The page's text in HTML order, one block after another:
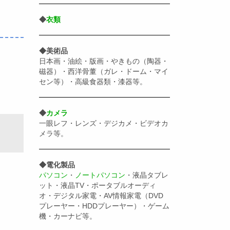
◆衣類
◆美術品
日本画・油絵・版画・やきもの（陶器・
磁器）・西洋骨董（ガレ・ドーム・マイ
セン等）・高級食器類・漆器等。
◆カメラ
一眼レフ・レンズ・デジカメ・ビデオカ
メラ等。
◆電化製品
パソコン ・ ノートパソコン ・液晶タブレ
ット・液晶TV・ポータブルオーディ
オ・デジタル家電・AV情報家電（DVD
プレーヤー・HDDプレーヤー）・ゲーム
機・カーナビ等。